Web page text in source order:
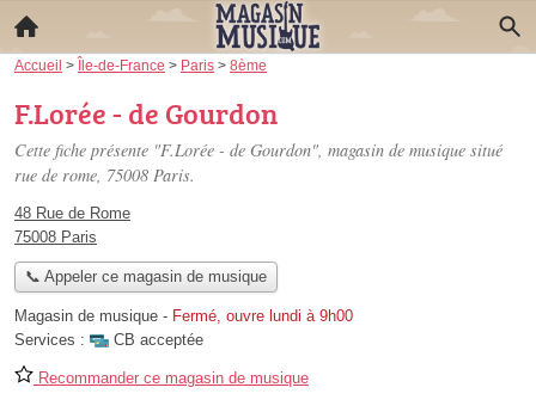
Accueil > Île-de-France > Paris > 8ème
F.Lorée - de Gourdon
Cette fiche présente "F.Lorée - de Gourdon", magasin de musique situé
rue de rome, 75008 Paris.
48 Rue de Rome
75008 Paris
📞 Appeler ce magasin de musique
Magasin de musique - Fermé, ouvre lundi à 9h00
Services :
CB acceptée
Recommander ce magasin de musique